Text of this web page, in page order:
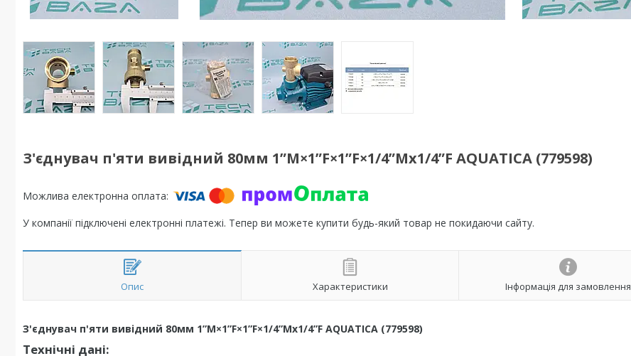
З'єднувач п'яти вивідний 80мм 1”М×1”F×1”F×1/4”Mx1/4”F AQUATICA (779598)
У компанії підключені електронні платежі. Тепер ви можете купити будь-який товар не покидаючи сайту.
Опис Характеристики Інформація для замовлення
З'єднувач п'яти вивідний 80мм 1”М×1”F×1”F×1/4”Mx1/4”F AQUATICA (779598)
Технічні дані: